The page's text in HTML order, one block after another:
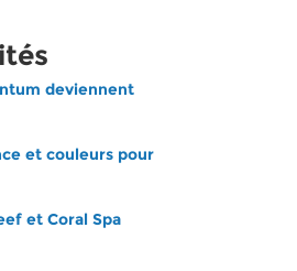
deviennent
et couleurs pour
et Coral Spa